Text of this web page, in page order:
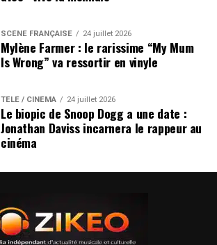
SCÈNE FRANÇAISE 24 juillet 2026
Mylène Farmer : le rarissime “My Mum
Is Wrong” va ressortir en vinyle
TÉLÉ / CINÉMA 24 juillet 2026
Le biopic de Snoop Dogg a une date :
Jonathan Daviss incarnera le rappeur au
cinéma